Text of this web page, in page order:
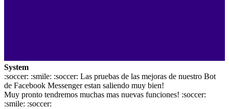
System
:soccer: :smile: :soccer: Las pruebas de las mejoras de nuestro Bot
de Facebook Messenger estan saliendo muy bien!
Muy pronto tendremos muchas mas nuevas funciones! :soccer:
:smile: :soccer: